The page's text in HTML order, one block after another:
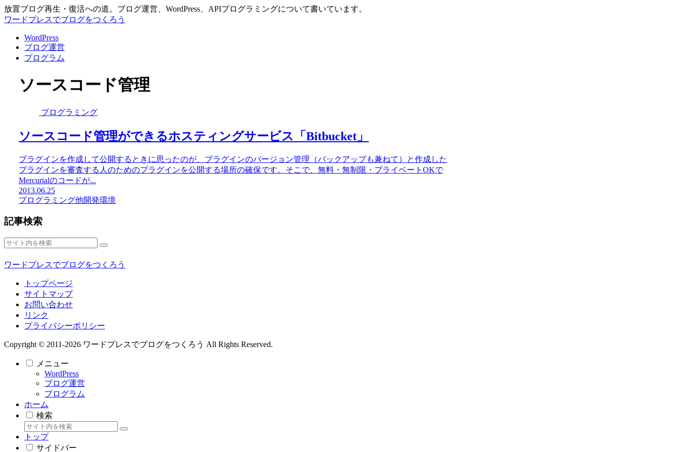
放置ブログ再生・復活への道。ブログ運営、WordPress、APIプログラミングについて書いています。
ワードプレスでブログをつくろう
WordPress
ブログ運営
プログラム
ソースコード管理
プログラミング
ソースコード管理ができるホスティングサービス「Bitbucket」
プラグインを作成して公開するときに思ったのが、プラグインのバージョン管理（バックアップも兼ねて）と作成した
プラグインを審査する人のためのプラグインを公開する場所の確保です。そこで、無料・無制限・プライベートOKで
Mercurialのコードが...
2013.06.25
プログラミング他開発環境
記事検索
ワードプレスでブログをつくろう
トップページ
サイトマップ
お問い合わせ
リンク
プライバシーポリシー
Copyright © 2011-2026 ワードプレスでブログをつくろう All Rights Reserved.
メニュー
WordPress
ブログ運営
プログラム
ホーム
検索
トップ
サイドバー